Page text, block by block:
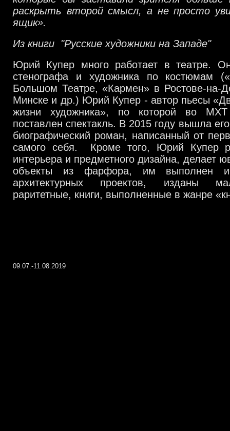
раскрыть второй смысл, а не просто
ящик».
Из книги "Русские художники на Западе"
Юрий Купер много работает в театре.
стенографа и художника по костюмам
Большом Театре, «Кармен» в Ростове-на-
Минске и др.) Юрий Купер - автор пьесы
жизни художника», по которой во
поставлен спектакль. В 2015 году вышла
биографический роман, написанный от
самого себя. Кроме того, Юрий Купер
интерьера и предметного дизайна, делает
объекты из фарфора, им выполнен и
архитектурных проектов, изданы
раритетные, книги, выполненные в жанре
09.07.-11.08.2019